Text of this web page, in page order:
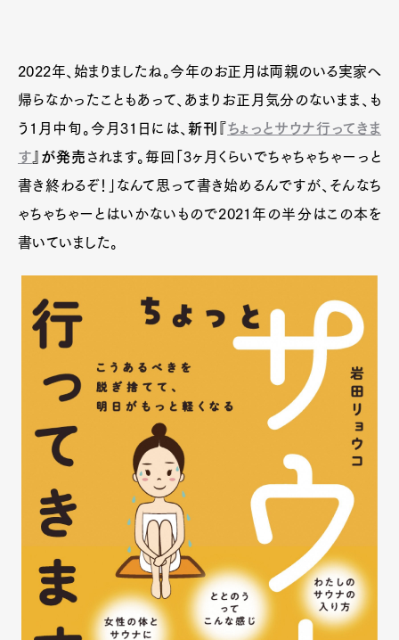
2022年、始まりましたね。今年のお正月は両親のいる実家へ
帰らなかったこともあって、あまりお正月気分のないまま、も
う1月中旬。今月31日には、 新刊『ちょっとサウナ行ってきま
す 』が発売 されます。毎回「3ヶ月くらいでちゃちゃちゃーっと
書き終わるぞ！」なんて思って書き始めるんですが、そんなち
ゃちゃちゃーとはいかないもので2021年の半分はこの本を
書いていました。